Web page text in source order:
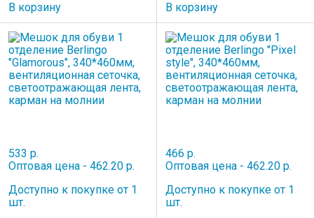
В корзину
В корзину
533 р.
Оптовая цена - 462.20 р.
Доступно к покупке от 1
шт.
466 р.
Оптовая цена - 462.20 р.
Доступно к покупке от 1
шт.